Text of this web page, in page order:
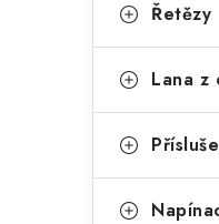
o
t
r
kategorie
a
e
o
Řetězy
Lana z